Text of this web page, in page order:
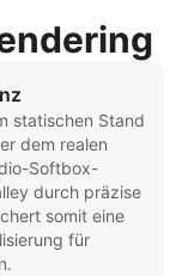
statischen Stand
dem realen
Softbox-
durch präzise
somit eine
für